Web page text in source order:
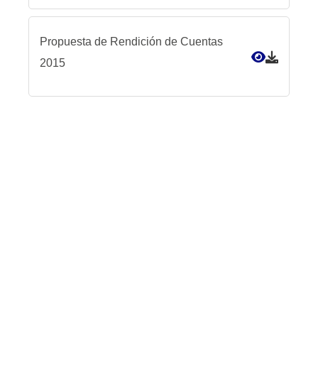
Propuesta de Rendición de Cuentas
2015